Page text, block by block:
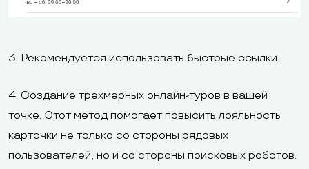
3. Рекомендуется использовать быстрые ссылки.
4. Создание трехмерных онлайн-туров в вашей
точке. Этот метод помогает повысить лояльность
карточки не только со стороны рядовых
пользователей, но и со стороны поисковых роботов.